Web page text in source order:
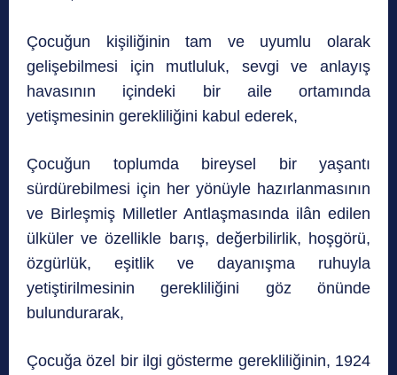
Çocuğun kişiliğinin tam ve uyumlu olarak
gelişebilmesi için mutluluk, sevgi ve anlayış
havasının içindeki bir aile ortamında
yetişmesinin gerekliliğini kabul ederek,
Çocuğun toplumda bireysel bir yaşantı
sürdürebilmesi için her yönüyle hazırlanmasının
ve Birleşmiş Milletler Antlaşmasında ilân edilen
ülküler ve özellikle barış, değerbilirlik, hoşgörü,
özgürlük, eşitlik ve dayanışma ruhuyla
yetiştirilmesinin gerekliliğini göz önünde
bulundurarak,
Çocuğa özel bir ilgi gösterme gerekliliğinin, 1924